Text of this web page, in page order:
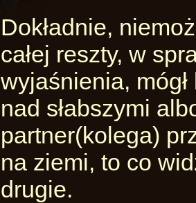
Dokładnie,
całej reszty, w
wyjaśnienia,
nad słabszymi
partner(kolega)
na ziemi, to co
drugie.